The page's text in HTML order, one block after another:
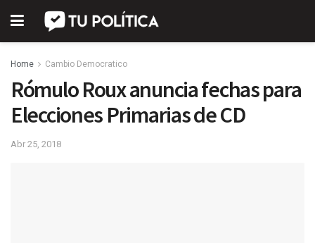
Home Cambio Democratico
Rómulo Roux anuncia fechas para
Elecciones Primarias de CD
Abr 25, 2018